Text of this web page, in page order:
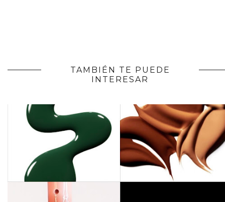
TAMBIÉN TE PUEDE
INTERESAR